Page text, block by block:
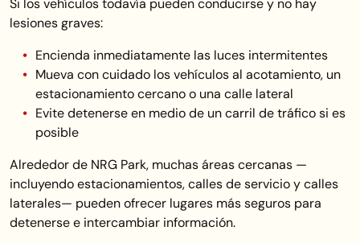
Si los vehículos todavía pueden conducirse y no hay
lesiones graves:
Encienda inmediatamente las luces intermitentes
Mueva con cuidado los vehículos al acotamiento, un
estacionamiento cercano o una calle lateral
Evite detenerse en medio de un carril de tráfico si es
posible
Alrededor de NRG Park, muchas áreas cercanas —
incluyendo estacionamientos, calles de servicio y calles
laterales— pueden ofrecer lugares más seguros para
detenerse e intercambiar información.